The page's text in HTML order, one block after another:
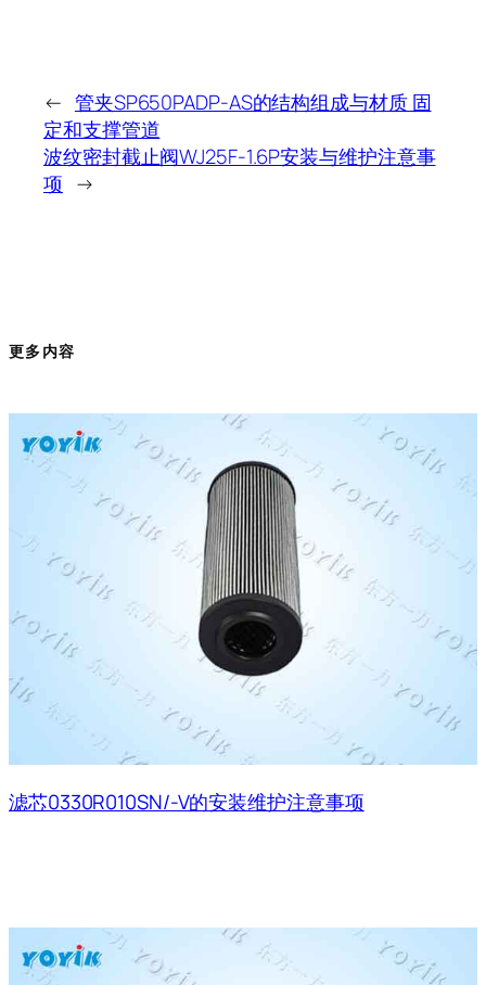
← 管夹SP650PADP-AS的结构组成与材质 固
定和支撑管道
波纹密封截止阀WJ25F-1.6P安装与维护注意事
项 →
更多内容
滤芯0330R010SN/-V的安装维护注意事项